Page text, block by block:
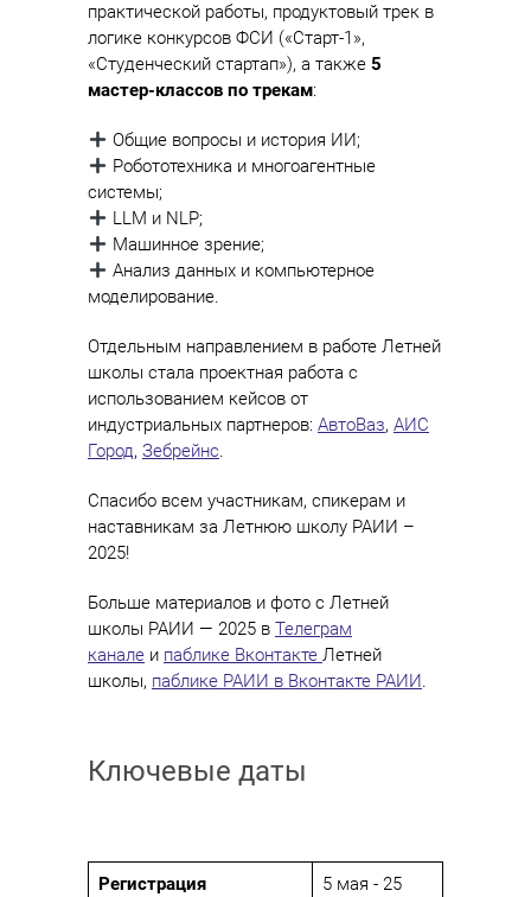
практической работы, продуктовый трек в
логике конкурсов ФСИ («Старт-1»,
«Студенческий стартап»), а также 5
мастер-классов по трекам:
Общие вопросы и история ИИ;
Робототехника и многоагентные
системы;
LLM и NLP;
Машинное зрение;
Анализ данных и компьютерное
моделирование.
Отдельным направлением в работе Летней
школы стала проектная работа с
использованием кейсов от
индустриальных партнеров: АвтоВаз, АИС
Город, Зебрейнс.
Спасибо всем участникам, спикерам и
наставникам за Летнюю школу РАИИ –
2025!
Больше материалов и фото с Летней
школы РАИИ — 2025 в Телеграм
канале и паблике Вконтакте Летней
школы, паблике РАИИ в Вконтакте РАИИ.
Ключевые даты
Регистрация
5 мая - 25